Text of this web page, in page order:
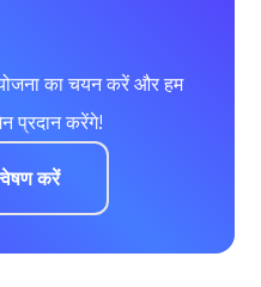
योजना का चयन करें और हम
प्रदान करेंगे!
करें